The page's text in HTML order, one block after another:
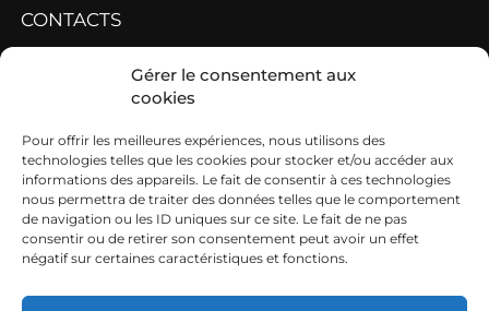
Gérer le consentement aux
cookies
Pour offrir les meilleures expériences, nous utilisons des
technologies telles que les cookies pour stocker et/ou accéder aux
informations des appareils. Le fait de consentir à ces technologies
nous permettra de traiter des données telles que le comportement
de navigation ou les ID uniques sur ce site. Le fait de ne pas
consentir ou de retirer son consentement peut avoir un effet
négatif sur certaines caractéristiques et fonctions.
CONTACTS
Contacter une fédération
Contacter les AGC de l’Ouest
SIEGE
19b boulevard Nominoë
35740 PACÉ
02 99 54 63 15